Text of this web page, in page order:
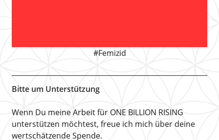
#Femizid
Bitte um Unterstützung
Wenn Du meine Arbeit für ONE BILLION RISING
unterstützen möchtest, freue ich mich über deine
wertschätzende Spende.